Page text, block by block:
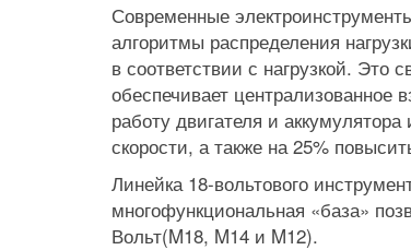
Современные
алгоритмы распределения
в соответствии с нагрузкой. Это
обеспечивает централизованное
работу двигателя и
скорости, а также на 25%
Линейка 18-вольтового
многофункциональная «база»
Вольт(M18, M14 и M12).
PrevNext